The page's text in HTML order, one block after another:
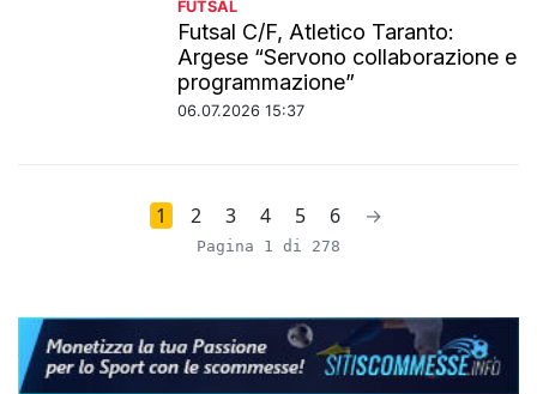
FUTSAL
Futsal C/F, Atletico Taranto:
Argese “Servono collaborazione e
programmazione”
06.07.2026 15:37
1 2 3 4 5 6 →
Pagina 1 di 278